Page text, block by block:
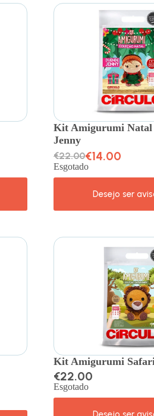
Kit Amigurumi Natal
Jenny
€22.00€14.00
Esgotado
Kit Amigurumi
€22.00
Esgotado